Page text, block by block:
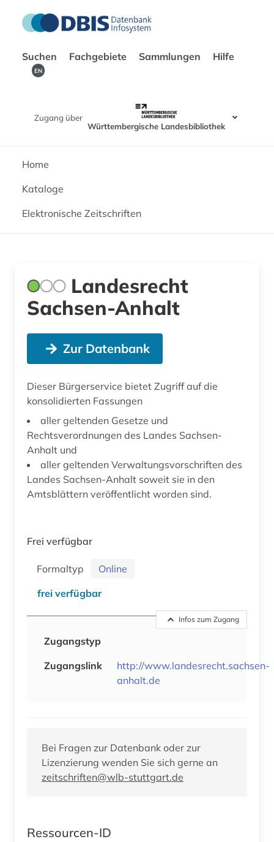
Suchen Fachgebiete Sammlungen Hilfe
EN
Zugang über
Württembergische Landesbibliothek
Home
Kataloge
Elektronische Zeitschriften
Landesrecht
Sachsen-Anhalt
Zur Datenbank
Dieser Bürgerservice bietet Zugriff auf die
konsolidierten Fassungen
aller geltenden Gesetze und
Rechtsverordnungen des Landes Sachsen-
Anhalt und
aller geltenden Verwaltungsvorschriften des
Landes Sachsen-Anhalt soweit sie in den
Amtsblättern veröffentlicht worden sind.
Frei verfügbar
Formaltyp
Online
frei verfügbar
Infos zum Zugang
Zugangstyp
Zugangslink
http://www.landesrecht.sachsen-
anhalt.de
Bei Fragen zur Datenbank oder zur
Lizenzierung wenden Sie sich gerne an
zeitschriften@wlb-stuttgart.de
Ressourcen-ID